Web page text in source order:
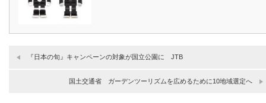
『日本の旬』キャンペーンの対象が国立公園に JTB
国土交通省 ガーデンツーリズムを広めるために10地域選定へ